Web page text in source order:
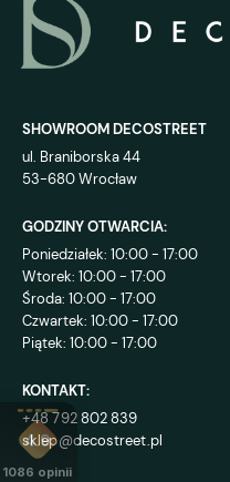
SHOWROOM DECOSTREET
ul. Braniborska 44
53-680 Wrocław
GODZINY OTWARCIA:
Poniedziałek: 10:00 - 17:00
Wtorek: 10:00 - 17:00
Środa: 10:00 - 17:00
Czwartek: 10:00 - 17:00
Piątek: 10:00 - 17:00
KONTAKT:
+48 792 802 839
sklep@decostreet.pl
4.9
1086 opinii